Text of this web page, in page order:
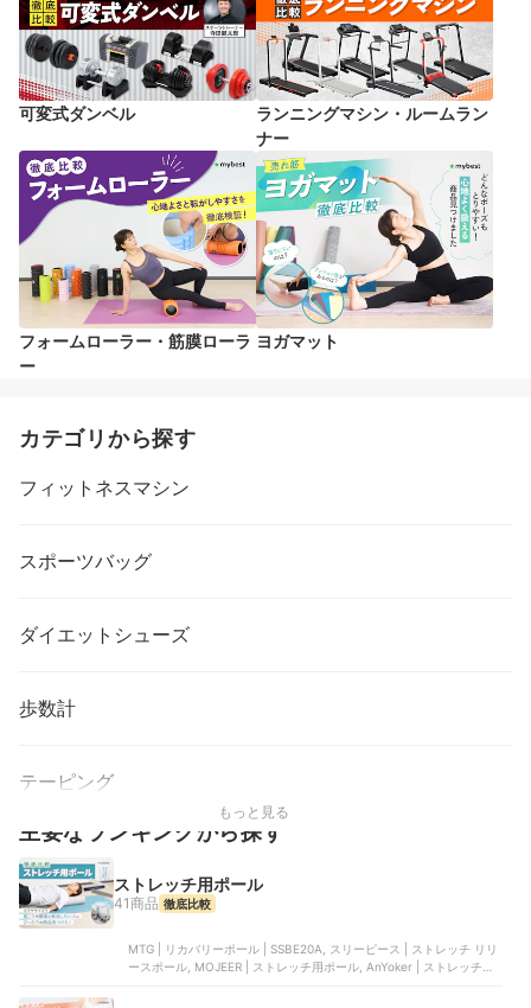
可変式ダンベル
ランニングマシン・ルームラン
ナー
フォームローラー・筋膜ローラ
ー
ヨガマット
カテゴリから探す
フィットネスマシン
スポーツバッグ
ダイエットシューズ
歩数計
テーピング
もっと見る
主要なランキングから探す
ストレッチ用ポール
41商品 徹底比較
MTG | リカバリーポール | SSBE20A, スリーピース | ストレッチ リリ
ースポール, MOJEER | ストレッチ用ポール, AnYoker | ストレッチ用